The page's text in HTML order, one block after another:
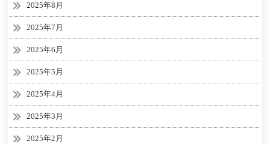
2025年8月
2025年7月
2025年6月
2025年5月
2025年4月
2025年3月
2025年2月